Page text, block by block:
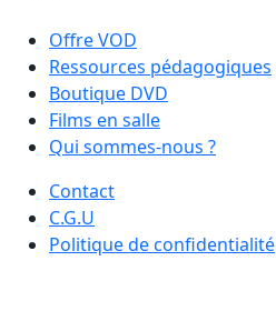
Offre VOD
Ressources pédagogiques
Boutique DVD
Films en salle
Qui sommes-nous ?
Contact
C.G.U
Politique de confidentialité